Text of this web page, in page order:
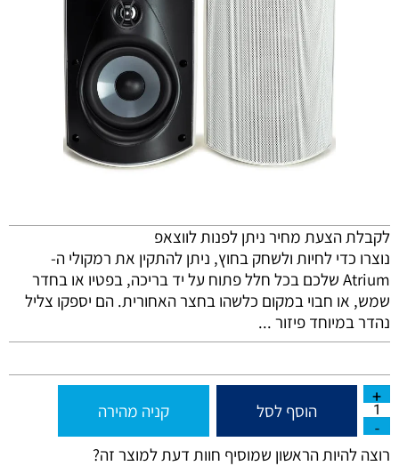
לקבלת הצעת מחיר ניתן לפנות לווצאפ
נוצרו כדי לחיות ולשחק בחוץ, ניתן להתקין את רמקולי ה-
Atrium שלכם בכל חלל פתוח על יד בריכה, בפטיו או בחדר
שמש, או חבוי במקום כלשהו בחצר האחורית. הם יספקו צליל
נהדר במיוחד פיזור ...
הוסף לסל קניה מהירה
רוצה להיות הראשון שמוסיף חוות דעת למוצר זה?